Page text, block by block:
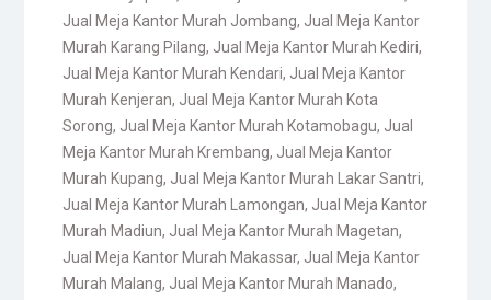
Jual Meja Kantor Murah Jombang, Jual Meja Kantor
Murah Karang Pilang, Jual Meja Kantor Murah Kediri,
Jual Meja Kantor Murah Kendari, Jual Meja Kantor
Murah Kenjeran, Jual Meja Kantor Murah Kota
Sorong, Jual Meja Kantor Murah Kotamobagu, Jual
Meja Kantor Murah Krembang, Jual Meja Kantor
Murah Kupang, Jual Meja Kantor Murah Lakar Santri,
Jual Meja Kantor Murah Lamongan, Jual Meja Kantor
Murah Madiun, Jual Meja Kantor Murah Magetan,
Jual Meja Kantor Murah Makassar, Jual Meja Kantor
Murah Malang, Jual Meja Kantor Murah Manado,